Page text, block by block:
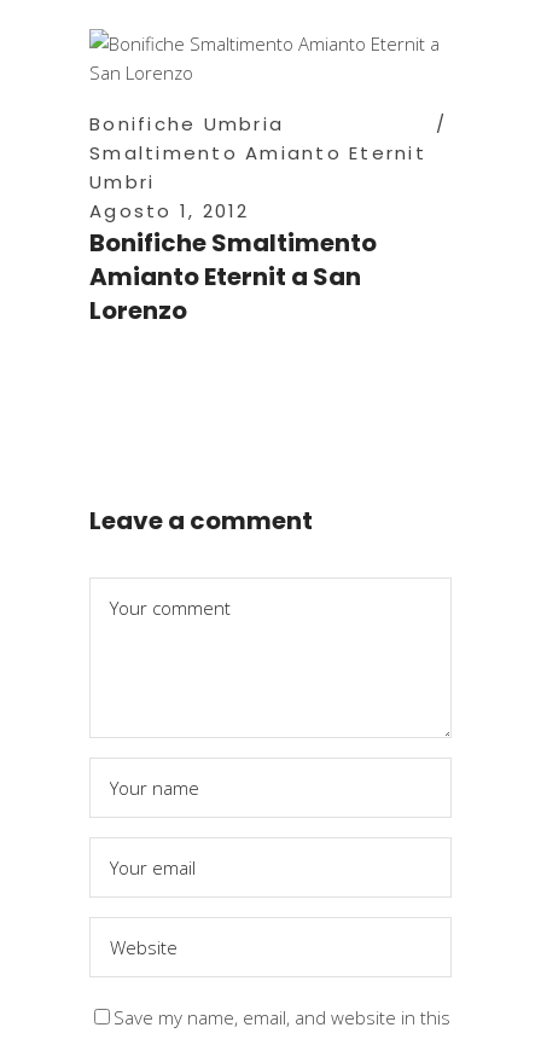
Bonifiche Umbria
Smaltimento Amianto Eternit
Umbri
Agosto 1, 2012
Bonifiche Smaltimento
Amianto Eternit a San
Lorenzo
Leave a comment
Save my name, email, and website in this